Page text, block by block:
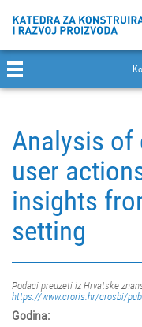
Analysis of
user
insights
setting
Podaci preuzeti iz Hrvatske
https://www.croris.hr/crosbi/
Godina: